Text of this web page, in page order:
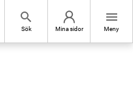
search
Sök Mina sidor
menu
Meny